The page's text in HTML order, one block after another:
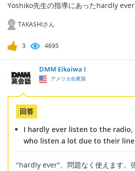
Yoshiko先生の指導にあったhardly
TAKASHIさん
3 4695
DMM Eikaiwa I
アメリカ合衆国
回答
I hardly ever listen to the
who listen a lot due to their
"hardly ever"、問題なく使えます。